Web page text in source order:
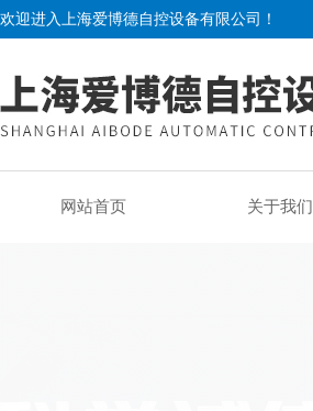
欢迎进入上海爱博德自控设备有限公司！
网站首页 关于我们